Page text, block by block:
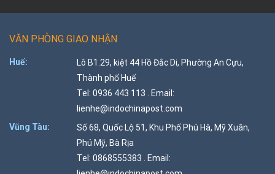
VĂN PHÒNG GIAO NHẬN
Huế:
Lô B1.29, kiệt 44 Hồ Đắc Di, Phường An Cựu,
Thành phố Huế
Tel: 0936 443 113 . Email:
lienhe@indochinapost.com
Vũng Tàu:
Số 68, Quốc Lộ 51, Khu Phố Phú Hà, Mỹ Xuân,
Phú Mỹ, Bà Rịa
Tel: 0868555383 . Email: